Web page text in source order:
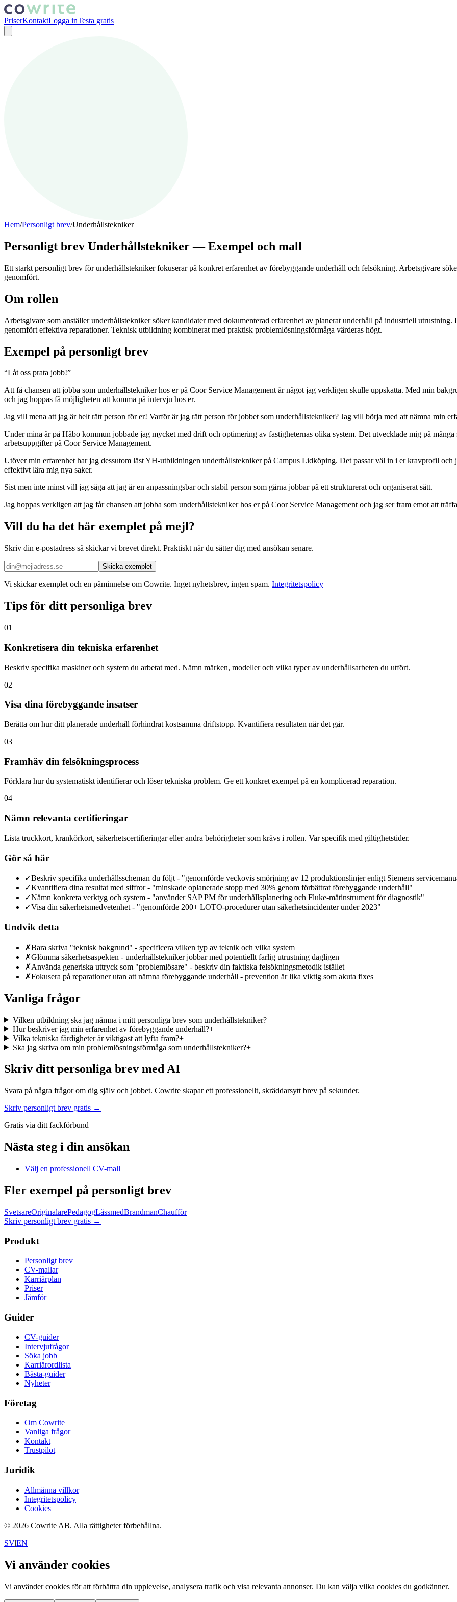
PriserKontaktLogga inTesta gratis
Hem/Personligt brev/Underhållstekniker
Personligt brev Underhållstekniker — Exempel och mall
Ett starkt personligt brev för underhållstekniker fokuserar på konkret erfarenhet av förebyggande underhåll och felsökning. Arbetsgivare
genomfört.
Om rollen
Arbetsgivare som anställer underhållstekniker söker kandidater med dokumenterad erfarenhet av planerat underhåll på industriell
genomfört effektiva reparationer. Teknisk utbildning kombinerat med praktisk problemlösningsförmåga värderas högt.
Exempel på personligt brev
“Låt oss prata jobb!”
Att få chansen att jobba som underhållstekniker hos er på Coor Service Management är något jag verkligen skulle uppskatta. Med min
och jag hoppas få möjligheten att komma på intervju hos er.
Jag vill mena att jag är helt rätt person för er! Varför är jag rätt person för jobbet som underhållstekniker? Jag vill börja med att nämna min
Under mina år på Håbo kommun jobbade jag mycket med drift och optimering av fastigheternas olika system. Det utvecklade mig på
arbetsuppgifter på Coor Service Management.
Utöver min erfarenhet har jag dessutom läst YH-utbildningen underhållstekniker på Campus Lidköping. Det passar väl in i er kravprofil
effektivt lära mig nya saker.
Sist men inte minst vill jag säga att jag är en anpassningsbar och stabil person som gärna jobbar på ett strukturerat och organiserat sätt.
Jag hoppas verkligen att jag får chansen att jobba som underhållstekniker hos er på Coor Service Management och jag ser fram emot att
Vill du ha det här exemplet på mejl?
Skriv din e-postadress så skickar vi brevet direkt. Praktiskt när du sätter dig med ansökan senare.
Skicka exemplet
Vi skickar exemplet och en påminnelse om Cowrite. Inget nyhetsbrev, ingen spam. Integritetspolicy
Tips för ditt personliga brev
01
Konkretisera din tekniska erfarenhet
Beskriv specifika maskiner och system du arbetat med. Nämn märken, modeller och vilka typer av underhållsarbeten du utfört.
02
Visa dina förebyggande insatser
Berätta om hur ditt planerade underhåll förhindrat kostsamma driftstopp. Kvantifiera resultaten när det går.
03
Framhäv din felsökningsprocess
Förklara hur du systematiskt identifierar och löser tekniska problem. Ge ett konkret exempel på en komplicerad reparation.
04
Nämn relevanta certifieringar
Lista truckkort, krankörkort, säkerhetscertifieringar eller andra behörigheter som krävs i rollen. Var specifik med giltighetstider.
Gör så här
✓Beskriv specifika underhållsscheman du följt - "genomförde veckovis smörjning av 12 produktionslinjer enligt Siemens
✓Kvantifiera dina resultat med siffror - "minskade oplanerade stopp med 30% genom förbättrat förebyggande underhåll"
✓Nämn konkreta verktyg och system - "använder SAP PM för underhållsplanering och Fluke-mätinstrument för diagnostik"
✓Visa din säkerhetsmedvetenhet - "genomförde 200+ LOTO-procedurer utan säkerhetsincidenter under 2023"
Undvik detta
✗Bara skriva "teknisk bakgrund" - specificera vilken typ av teknik och vilka system
✗Glömma säkerhetsaspekten - underhållstekniker jobbar med potentiellt farlig utrustning dagligen
✗Använda generiska uttryck som "problemlösare" - beskriv din faktiska felsökningsmetodik istället
✗Fokusera på reparationer utan att nämna förebyggande underhåll - prevention är lika viktig som akuta fixes
Vanliga frågor
Vilken utbildning ska jag nämna i mitt personliga brev som underhållstekniker?+
Hur beskriver jag min erfarenhet av förebyggande underhåll?+
Vilka tekniska färdigheter är viktigast att lyfta fram?+
Ska jag skriva om min problemlösningsförmåga som underhållstekniker?+
Skriv ditt personliga brev med AI
Svara på några frågor om dig själv och jobbet. Cowrite skapar ett professionellt, skräddarsytt brev på sekunder.
Skriv personligt brev gratis →
Gratis via ditt fackförbund
Nästa steg i din ansökan
Välj en professionell CV-mall
Fler exempel på personligt brev
SvetsareOriginalarePedagogLåssmedBrandmanChaufför
Skriv personligt brev gratis →
Produkt
Personligt brev
CV-mallar
Karriärplan
Priser
Jämför
Guider
CV-guider
Intervjufrågor
Söka jobb
Karriärordlista
Bästa-guider
Nyheter
Företag
Om Cowrite
Vanliga frågor
Kontakt
Trustpilot
Juridik
Allmänna villkor
Integritetspolicy
Cookies
© 2026 Cowrite AB. Alla rättigheter förbehållna.
SV|EN
Vi använder cookies
Vi använder cookies för att förbättra din upplevelse, analysera trafik och visa relevanta annonser. Du kan välja vilka cookies du godkänner.